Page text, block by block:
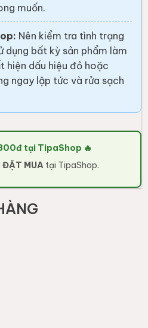
muốn.
Nên kiểm tra tình trạng
dụng bất kỳ sản phẩm làm
hiện dấu hiệu đỏ hoặc
ngay lập tức và rửa sạch
tại TipaShop 🔥
ĐẶT MUA tại TipaShop.